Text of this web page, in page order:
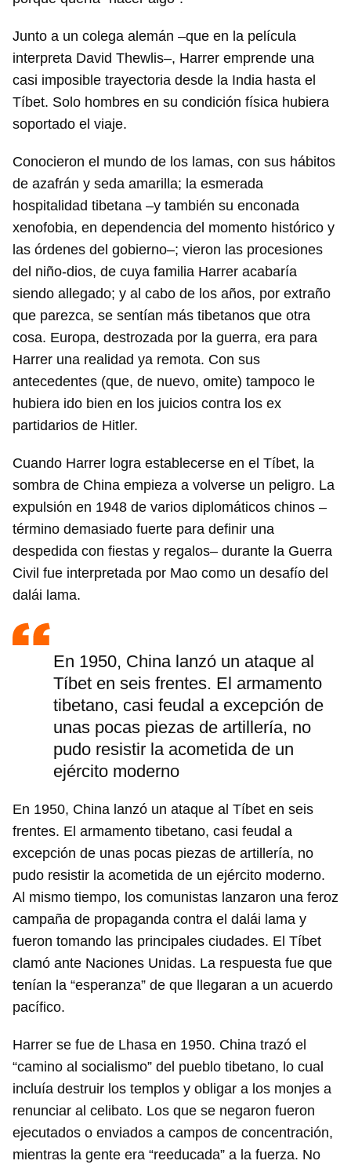
Guardar como favorito
Para poder guardar como favorito, primero has de
iniciar sesión con tu cuenta de 14ymedio.
INICIAR SESIÓN CANCELAR
Junto a un colega alemán –que en la película
interpreta David Thewlis–, Harrer emprende una
casi imposible trayectoria desde la India hasta el
Tíbet. Solo hombres en su condición física hubiera
soportado el viaje.
Conocieron el mundo de los lamas, con sus hábitos
de azafrán y seda amarilla; la esmerada
hospitalidad tibetana –y también su enconada
xenofobia, en dependencia del momento histórico y
las órdenes del gobierno–; vieron las procesiones
del niño-dios, de cuya familia Harrer acabaría
siendo allegado; y al cabo de los años, por extraño
que parezca, se sentían más tibetanos que otra
cosa. Europa, destrozada por la guerra, era para
Harrer una realidad ya remota. Con sus
antecedentes (que, de nuevo, omite) tampoco le
hubiera ido bien en los juicios contra los ex
partidarios de Hitler.
Cuando Harrer logra establecerse en el Tíbet, la
sombra de China empieza a volverse un peligro. La
expulsión en 1948 de varios diplomáticos chinos –
término demasiado fuerte para definir una
despedida con fiestas y regalos– durante la Guerra
Civil fue interpretada por Mao como un desafío del
dalái lama.
En 1950, China lanzó un ataque al
Tíbet en seis frentes. El armamento
tibetano, casi feudal a excepción de
unas pocas piezas de artillería, no
pudo resistir la acometida de un
ejército moderno
En 1950, China lanzó un ataque al Tíbet en seis
frentes. El armamento tibetano, casi feudal a
excepción de unas pocas piezas de artillería, no
pudo resistir la acometida de un ejército moderno.
Al mismo tiempo, los comunistas lanzaron una feroz
campaña de propaganda contra el dalái lama y
fueron tomando las principales ciudades. El Tíbet
clamó ante Naciones Unidas. La respuesta fue que
tenían la “esperanza” de que llegaran a un acuerdo
pacífico.
Harrer se fue de Lhasa en 1950. China trazó el
“camino al socialismo” del pueblo tibetano, lo cual
incluía destruir los templos y obligar a los monjes a
renunciar al celibato. Los que se negaron fueron
ejecutados o enviados a campos de concentración,
mientras la gente era “reeducada” a la fuerza. No